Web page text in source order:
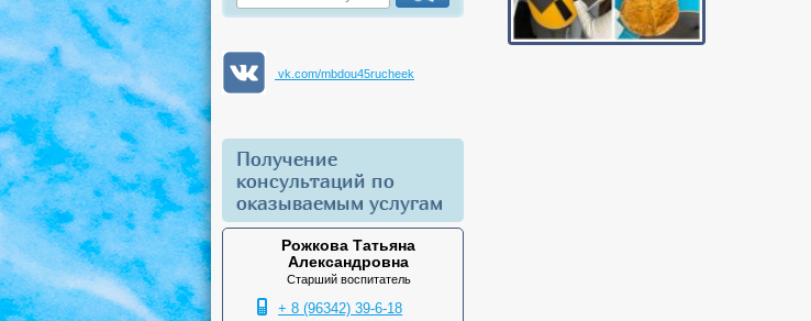
vk.com/mbdou45rucheek
Получение
консультаций по
оказываемым услугам
Рожкова Татьяна
Александровна
Старший воспитатель
+ 8 (96342) 39-6-18